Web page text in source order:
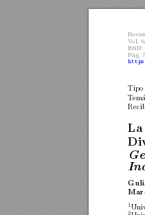
Vol. 6,
ISSN:
P´ag.
Tipo
Tem´
La
1
2